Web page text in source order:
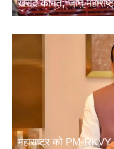
खरीद कीमतें, जानें
महाराष्ट्र को PM-